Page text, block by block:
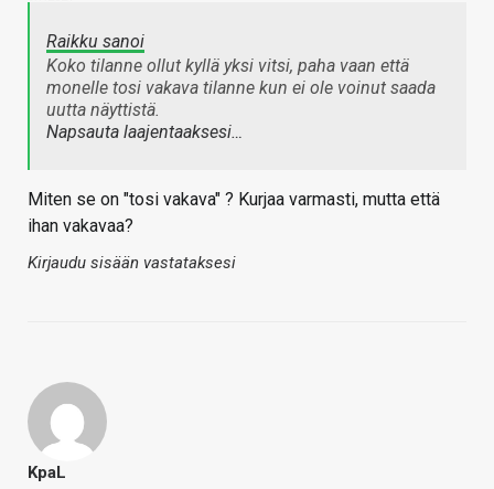
Raikku sanoi
Koko tilanne ollut kyllä yksi vitsi, paha vaan että
monelle tosi vakava tilanne kun ei ole voinut saada
uutta näyttistä.
Napsauta laajentaaksesi…
Miten se on "tosi vakava" ? Kurjaa varmasti, mutta että
ihan vakavaa?
Kirjaudu sisään vastataksesi
KpaL